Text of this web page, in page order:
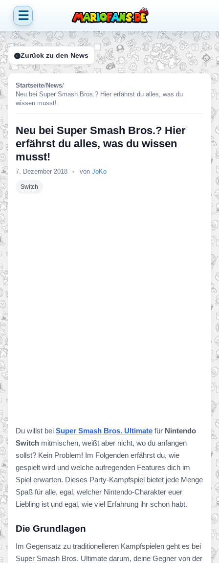
☰
Zurück zu den News
Startseite/News/
Neu bei Super Smash Bros.? Hier erfährst du alles, was du
wissen musst!
Neu bei Super Smash Bros.? Hier
erfährst du alles, was du wissen
musst!
7. Dezember 2018 • von JoKo
Switch
Du willst bei Super Smash Bros. Ultimate für Nintendo
Switch mitmischen, weißt aber nicht, wo du anfangen
sollst? Kein Problem! Im Folgenden erfährst du, wie
gespielt wird und welche aufregenden Features dich im
Spiel erwarten. Dieses Party-Kampfspiel bietet jede Menge
Spaß für alle, egal, welcher Nintendo-Charakter euer
Liebling ist und egal, wie viel Erfahrung ihr schon habt.
Die Grundlagen
Im Gegensatz zu traditionelleren Kampfspielen geht es bei
Super Smash Bros. Ultimate darum, deine Gegner von der